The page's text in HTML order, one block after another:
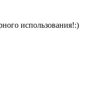
использования!:)